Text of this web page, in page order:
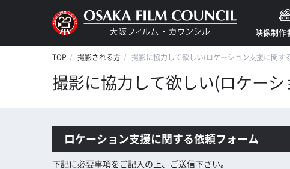
映像制作
TOP 撮影される方 撮影に協力して欲しい(ロケーション支援に関す
撮影に協力して欲しい(ロケー
ロケーション支援に関する依頼フォーム
下記に必要事項をご記入の上、ご送信下さい。